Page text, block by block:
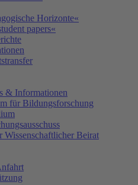
Horizonte«
papers«
& Informationen
für Bildungsforschung
Wissenschaftlicher Beirat